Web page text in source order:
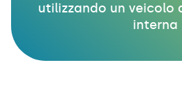
utilizzando un veicolo
interna